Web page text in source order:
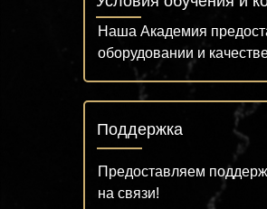
Наша Академия
оборудовании и
Предоставляем
на связи!
Поддержка